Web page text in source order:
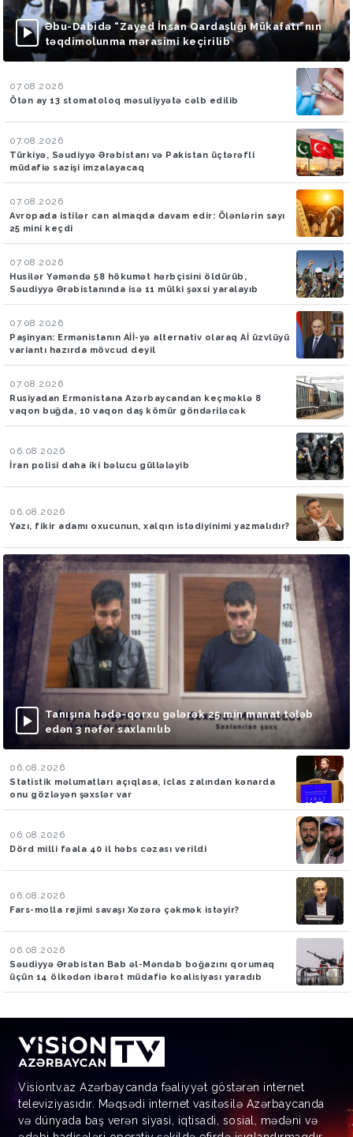
Əbu-Dabidə “Zayed İnsan Qardaşlığı Mükafatı”nın
təqdimolunma mərasimi keçirilib
07.08.2026
Ötən ay 13 stomatoloq məsuliyyətə cəlb edilib
07.08.2026
Türkiyə, Səudiyyə Ərəbistanı və Pakistan üçtərəfli
müdafiə sazişi imzalayacaq
07.08.2026
Avropada istilər can almaqda davam edir: Ölənlərin sayı
25 mini keçdi
07.08.2026
Husilər Yəməndə 58 hökumət hərbçisini öldürüb,
Səudiyyə Ərəbistanında isə 11 mülki şəxsi yaralayıb
07.08.2026
Paşinyan: Ermənistanın Aİİ-yə alternativ olaraq Aİ üzvlüyü
variantı hazırda mövcud deyil
07.08.2026
Rusiyadan Ermənistana Azərbaycandan keçməklə 8
vaqon buğda, 10 vaqon daş kömür göndəriləcək
06.08.2026
İran polisi daha iki bəlucu güllələyib
06.08.2026
Yazı, fikir adamı oxucunun, xalqın istədiyinimi yazmalıdır?
Tanışına hədə-qorxu gələrək 25 min manat tələb
edən 3 nəfər saxlanılıb
06.08.2026
Statistik məlumatları açıqlasa, iclas zalından kənarda
onu gözləyən şəxslər var
06.08.2026
Dörd milli fəala 40 il həbs cəzası verildi
06.08.2026
Fars-molla rejimi savaşı Xəzərə çəkmək istəyir?
06.08.2026
Səudiyyə Ərəbistan Bab əl-Məndəb boğazını qorumaq
üçün 14 ölkədən ibarət müdafiə koalisiyası yaradıb
Visiontv.az Azərbaycanda fəaliyyət göstərən internet
televiziyasıdır. Məqsədi internet vasitəsilə Azərbaycanda
və dünyada baş verən siyasi, iqtisadi, sosial, mədəni və